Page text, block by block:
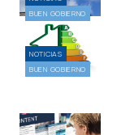
BUEN GOBIERNO
NOTICIAS
BUEN GOBIERNO